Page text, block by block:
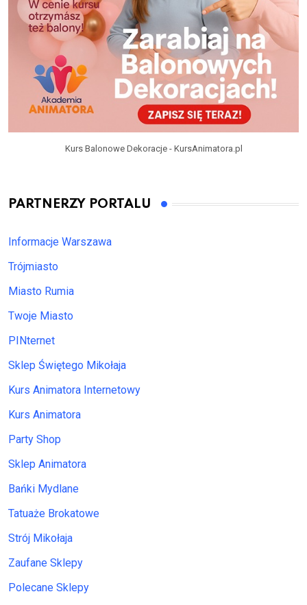
Kurs Balonowe Dekoracje - KursAnimatora.pl
PARTNERZY PORTALU
Informacje Warszawa
Trójmiasto
Miasto Rumia
Twoje Miasto
PINternet
Sklep Świętego Mikołaja
Kurs Animatora Internetowy
Kurs Animatora
Party Shop
Sklep Animatora
Bańki Mydlane
Tatuaże Brokatowe
Strój Mikołaja
Zaufane Sklepy
Polecane Sklepy